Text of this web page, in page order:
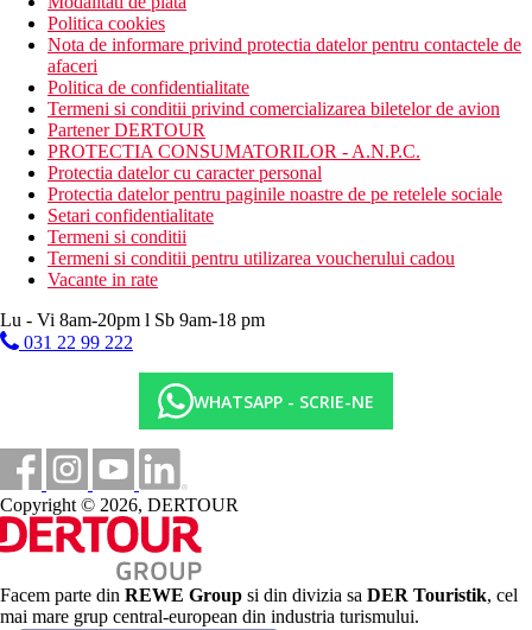
cada cu hidromasaj/jacuzzi
baie turceasca/baie de aburi
animatori
Activitati sportive contra cost
masaj
inchirieri biciclete / inchirieri auto
Dieta
restaurant tip bufet care serveste diverse preparate
mediteraneene
bar
Categoria oficiala
4 stele
Site web
https://www.alegria-hotels.com/en
75 km
Distanta de cel mai apropiat aeroport
Plaja
Sezlonguri pe plaja contra cost
Umbrele pe plaja contra cost
Politica cookies
Nota de informare privind protectia datelor pentru contactele de
afaceri
Politica de confidentialitate
Termeni si conditii privind comercializarea biletelor de avion
Partener DERTOUR
PROTECTIA CONSUMATORILOR - A.N.P.C.
Protectia datelor cu caracter personal
Protectia datelor pentru paginile noastre de pe retelele sociale
Setari confidentialitate
Termeni si conditii
Termeni si conditii pentru utilizarea voucherului cadou
Vacante in rate
Lu - Vi 8am-20pm l Sb 9am-18 pm
031 22 99 222
WHATSAPP - SCRIE-NE
Copyright © 2026, DERTOUR
Facem parte din REWE Group si din divizia sa DER Touristik, cel
mai mare grup central-european din industria turismului.